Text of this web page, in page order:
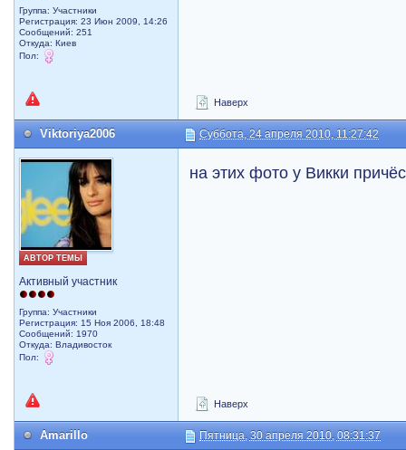
Группа: Участники
Регистрация: 23 Июн 2009, 14:26
Сообщений: 251
Откуда: Киев
Пол:
Наверх
Viktoriya2006 Суббота, 24 апреля 2010, 11:27:42
АВТОР ТЕМЫ
Активный участник
Группа: Участники
Регистрация: 15 Ноя 2006, 18:48
Сообщений: 1970
Откуда: Владивосток
Пол:
на этих фото у Викки
Наверх
Amarillo Пятница, 30 апреля 2010, 08:31:37